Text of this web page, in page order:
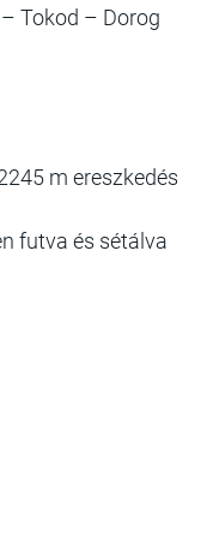
– Tokod – Dorog
m ereszkedés
futva és sétálva